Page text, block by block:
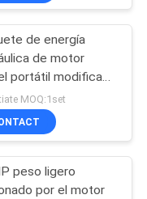
del
que
de energía
de motor
portátil modificado
requisitos
para el
del
MOQ:1set
peso ligero
por el motor